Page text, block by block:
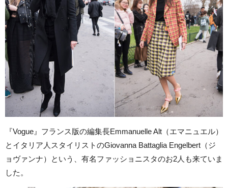
『Vogue』フランス版の編集長Emmanuelle Alt（エマニュエル）
とイタリア人スタイリストのGiovanna Battaglia Engelbert（ジ
ョヴァンナ）という、有名ファッショニスタのお2人も来ていま
した。